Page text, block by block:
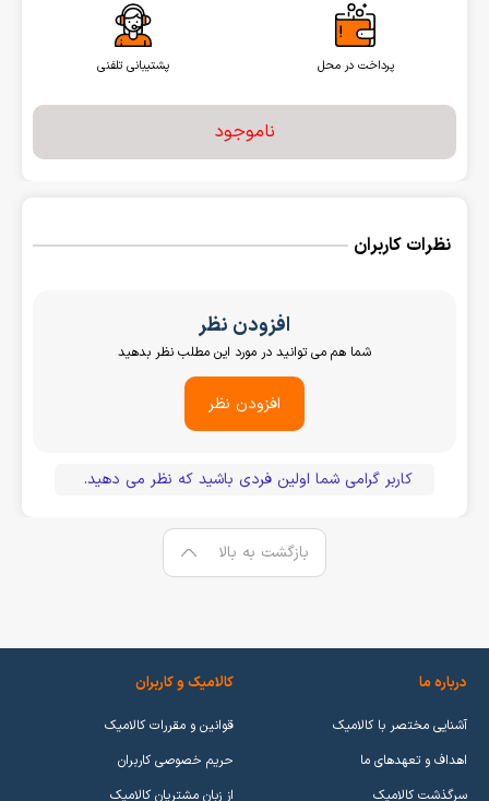
پرداخت در محل پشتیبانی تلفنی
ناموجود
نظرات کاربران
افزودن نظر
شما هم می توانید در مورد این مطلب نظر بدهید
افزودن نظر
کاربر گرامی شما اولین فردی باشید که نظر می دهید.
بازگشت به بالا
درباره ما
آشنایی مختصر با کالامیک
اهداف و تعهدهای ما
سرگذشت کالامیک
کالامیک و کاربران
قوانین و مقررات کالامیک
حریم خصوصی کاربران
از زبان مشتریان کالامیک